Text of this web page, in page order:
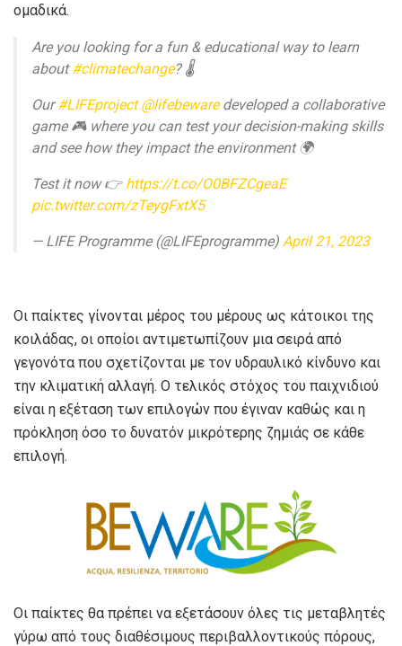
ομαδικά.
Are you looking for a fun & educational way to learn
about#climatechange? 🌡️
Our#LIFEproject @lifebewaredeveloped a collaborative
game 🎮 where you can test your decision-making skills
and see how they impact the environment 🌍
Test it now 👉 https://t.co/O0BFZCgeaE
pic.twitter.com/zTeygFxtX5
— LIFE Programme (@LIFEprogramme) April 21, 2023
Οι παίκτες γίνονται μέρος του μέρους ως κάτοικοι της
κοιλάδας, οι οποίοι αντιμετωπίζουν μια σειρά από
γεγονότα που σχετίζονται με τον υδραυλικό κίνδυνο και
την κλιματική αλλαγή. Ο τελικός στόχος του παιχνιδιού
είναι η εξέταση των επιλογών που έγιναν καθώς και η
πρόκληση όσο το δυνατόν μικρότερης ζημιάς σε κάθε
επιλογή.
Οι παίκτες θα πρέπει να εξετάσουν όλες τις μεταβλητές
γύρω από τους διαθέσιμους περιβαλλοντικούς πόρους,